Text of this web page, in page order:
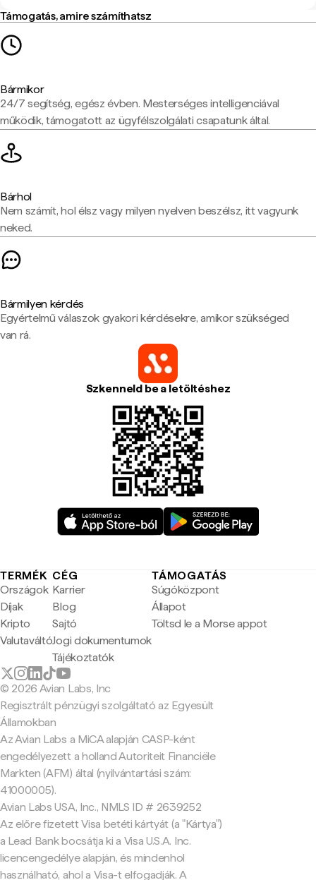
Támogatás, amire számíthatsz
Bármikor
24/7 segítség, egész évben. Mesterséges intelligenciával
működik, támogatott az ügyfélszolgálati csapatunk által.
Bárhol
Nem számít, hol élsz vagy milyen nyelven beszélsz, itt vagyunk
neked.
Bármilyen kérdés
Egyértelmű válaszok gyakori kérdésekre, amikor szükséged
van rá.
Szkenneld be a letöltéshez
TERMÉK
Országok
Díjak
Kripto
Valutaváltó
CÉG
Karrier
Blog
Sajtó
Jogi dokumentumok
Tájékoztatók
TÁMOGATÁS
Súgóközpont
Állapot
Töltsd le a Morse appot
© 2026 Avian Labs, Inc
Regisztrált pénzügyi szolgáltató az Egyesült
Államokban
Az Avian Labs a MiCA alapján CASP-ként
engedélyezett a holland Autoriteit Financiële
Markten (AFM) által (nyilvántartási szám:
41000005).
Avian Labs USA, Inc., NMLS ID # 2639252
Az előre fizetett Visa betéti kártyát (a "Kártya")
a Lead Bank bocsátja ki a Visa U.S.A. Inc.
licencengedélye alapján, és mindenhol
használható, ahol a Visa-t elfogadják. A